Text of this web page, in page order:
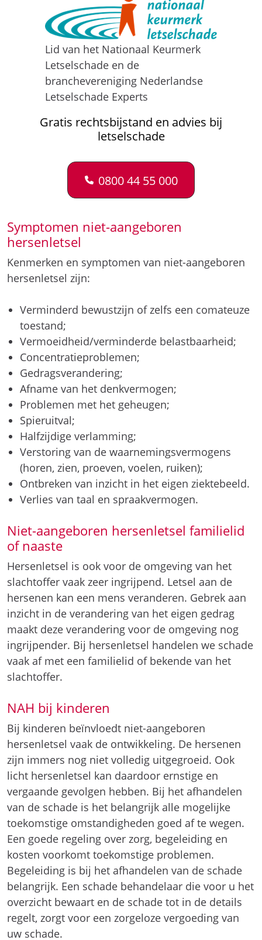
Lid van het Nationaal Keurmerk
Letselschade en de
branchevereniging Nederlandse
Letselschade Experts
Gratis rechtsbijstand en advies bij
letselschade
0800 44 55 000
Symptomen niet-aangeboren
hersenletsel
Kenmerken en symptomen van niet-aangeboren
hersenletsel zijn:
Verminderd bewustzijn of zelfs een comateuze
toestand;
Vermoeidheid/verminderde belastbaarheid;
Concentratieproblemen;
Gedragsverandering;
Afname van het denkvermogen;
Problemen met het geheugen;
Spieruitval;
Halfzijdige verlamming;
Verstoring van de waarnemingsvermogens
(horen, zien, proeven, voelen, ruiken);
Ontbreken van inzicht in het eigen ziektebeeld.
Verlies van taal en spraakvermogen.
Niet-aangeboren hersenletsel familielid
of naaste
Hersenletsel is ook voor de omgeving van het
slachtoffer vaak zeer ingrijpend. Letsel aan de
hersenen kan een mens veranderen. Gebrek aan
inzicht in de verandering van het eigen gedrag
maakt deze verandering voor de omgeving nog
ingrijpender. Bij hersenletsel handelen we schade
vaak af met een familielid of bekende van het
slachtoffer.
NAH bij kinderen
Bij kinderen beïnvloedt niet-aangeboren
hersenletsel vaak de ontwikkeling. De hersenen
zijn immers nog niet volledig uitgegroeid. Ook
licht hersenletsel kan daardoor ernstige en
vergaande gevolgen hebben. Bij het afhandelen
van de schade is het belangrijk alle mogelijke
toekomstige omstandigheden goed af te wegen.
Een goede regeling over zorg, begeleiding en
kosten voorkomt toekomstige problemen.
Begeleiding is bij het afhandelen van de schade
belangrijk. Een schade behandelaar die voor u het
overzicht bewaart en de schade tot in de details
regelt, zorgt voor een zorgeloze vergoeding van
uw schade.